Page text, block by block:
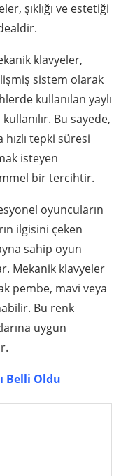
şıklığı ve estetiği
klavyeler,
sistem olarak
kullanılan yaylı
Bu sayede,
tepki süresi
isteyen
bir tercihtir.
oyuncuların
ilgisini çeken
sahip oyun
Mekanik klavyeler
pembe, mavi veya
Bu renk
uygun
Belli Oldu